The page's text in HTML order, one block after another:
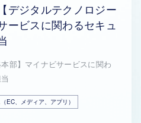
デジタルテクノロジー
ービスに関わるセキュ
部】マイナビサービスに関わ
EC、メディア、アプリ）